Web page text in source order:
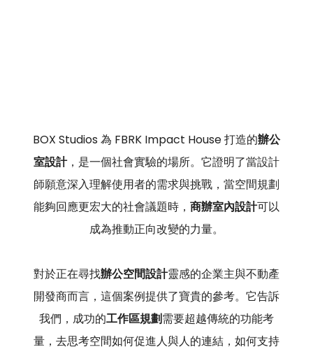
BOX Studios 為 FBRK Impact House 打造的辦公
室設計，是一個社會實驗的場所。它證明了當設計
師願意深入理解使用者的需求與挑戰，當空間規劃
能夠回應更宏大的社會議題時， 商辦室內設計可以
成為推動正向改變的力量。
對於正在尋找辦公空間設計靈感的企業主與不動產
開發商而言，這個案例提供了寶貴的參考。它告訴
我們，成功的工作區規劃需要超越傳統的功能考
量，去思考空間如何促進人與人的連結，如何支持